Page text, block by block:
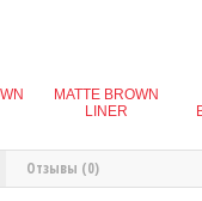
MATTE BROWN
LINER
Отзывы (0)